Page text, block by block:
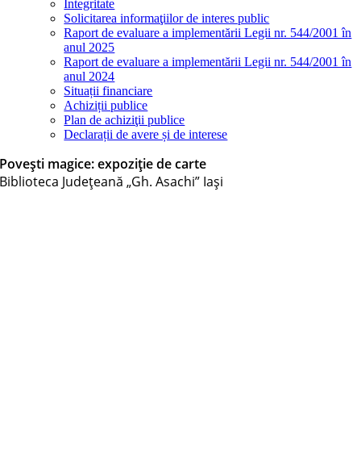
Integritate
Solicitarea informaţiilor de interes public
Raport de evaluare a implementării Legii nr. 544/2001 în
anul 2025
Raport de evaluare a implementării Legii nr. 544/2001 în
anul 2024
Situații financiare
Achiziții publice
Plan de achiziţii publice
Declarații de avere și de interese
Povești magice: expoziție de carte
Biblioteca Judeţeană „Gh. Asachi” Iaşi